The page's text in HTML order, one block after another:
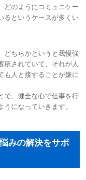
どのようにコミュニケー
るというケースが多くい
どちらかというと我慢強
積されていて、それが人
も人と接することが嫌に
で、健全な心で仕事を行
になっていきます。
みの解決をサポ